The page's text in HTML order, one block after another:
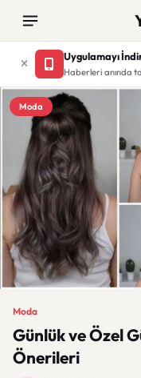
Uygulamayı
Haberleri anında
Moda
Moda
Günlük ve Özel
Önerileri